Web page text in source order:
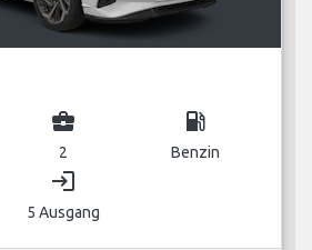
business_center
2
local_gas_station
Benzin
login
5 Ausgang